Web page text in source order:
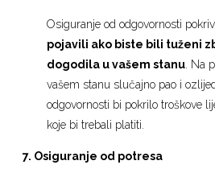
Osiguranje od odgovornosti
pojavili ako biste bili tuženi
dogodila u vašem stanu . Na
vašem stanu slučajno pao i
odgovornosti bi pokrilo troškove
koje bi trebali platiti.
7. Osiguranje od potresa